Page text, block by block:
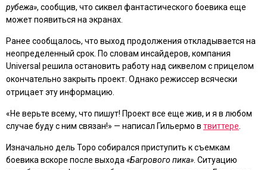
рубежа», сообщив, что сиквел фантастического боевика еще
может появиться на экранах.
Ранее сообщалось, что выход продолжения откладывается на
неопределенный срок. По словам инсайдеров, компания
Universal решила остановить работу над сиквелом с прицелом
окончательно закрыть проект. Однако режиссер всячески
отрицает эту информацию.
«Не верьте всему, что пишут! Проект все еще жив, и я в любом
случае буду с ним связан!» — написал Гильермо в твиттере
Изначально дель Торо собирался приступить к съемкам
боевика вскоре после выхода «Багрового пика» . Ситуацию